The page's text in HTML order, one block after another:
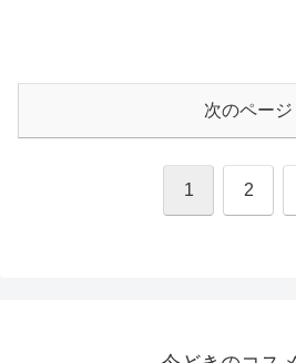
次のページ
1 2